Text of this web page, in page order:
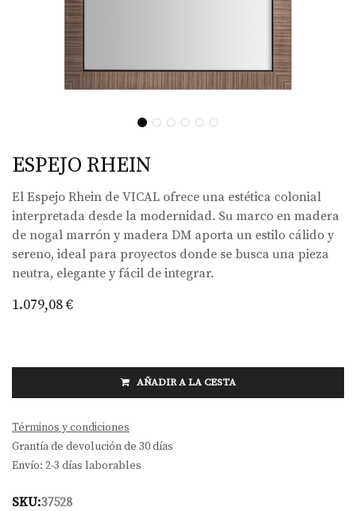
ESPEJO RHEIN
El Espejo Rhein de VICAL ofrece una estética colonial
interpretada desde la modernidad. Su marco en madera
de nogal marrón y madera DM aporta un estilo cálido y
sereno, ideal para proyectos donde se busca una pieza
neutra, elegante y fácil de integrar.
1.079,08€
AÑADIR A LA CESTA
Términos y condiciones
Grantía de devolución de 30 días
Envío: 2-3 días laborables
SKU:37528